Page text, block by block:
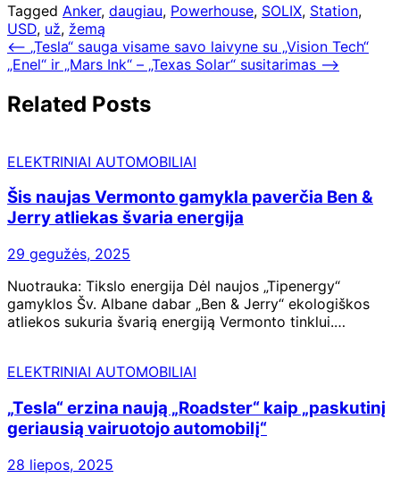
Tagged Anker, daugiau, Powerhouse, SOLIX, Station,
USD, už, žemą
Navigacija
tarp
įrašų
⟵ „Tesla“ sauga visame savo laivyne su „Vision Tech“
„Enel“ ir „Mars Ink“ – „Texas Solar“ susitarimas ⟶
Related Posts
ELEKTRINIAI AUTOMOBILIAI
Šis naujas Vermonto gamykla paverčia Ben &
Jerry atliekas švaria energija
29 gegužės, 2025
Nuotrauka: Tikslo energija Dėl naujos „Tipenergy“
gamyklos Šv. Albane dabar „Ben & Jerry“ ekologiškos
atliekos sukuria švarią energiją Vermonto tinklui.…
ELEKTRINIAI AUTOMOBILIAI
„Tesla“ erzina naują „Roadster“ kaip „paskutinį
geriausią vairuotojo automobilį“
28 liepos, 2025